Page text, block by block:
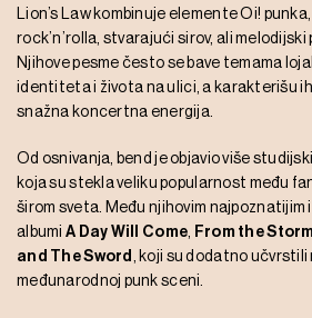
Lion’s Law kombinuje elemente Oi!
rock’n’rolla, stvarajući sirov, ali
Njihove pesme često se bave temama
identiteta i života na ulici, a karakterišu
snažna koncertna energija.
Od osnivanja, bend je objavio više
koja su stekla veliku popularnost među
širom sveta. Među njihovim najpoznatijim
albumi A Day Will Come, From the Storm
and The Sword , koji su dodatno
međunarodnoj punk sceni.